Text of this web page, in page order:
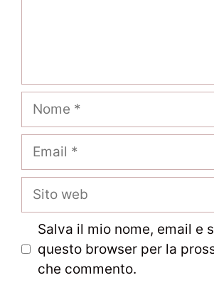
Nome
Email
Sito
Salva il mio nome, email e
questo browser per la
che commento.